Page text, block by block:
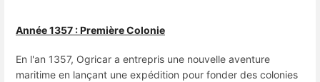
Année 1357 : Première Colonie
En l'an 1357, Ogricar a entrepris une nouvelle aventure
maritime en lançant une expédition pour fonder des colonies